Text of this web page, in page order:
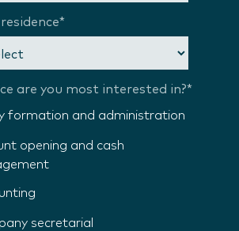
*
are you most interested in?*
formation and administration
opening and cash
secretarial